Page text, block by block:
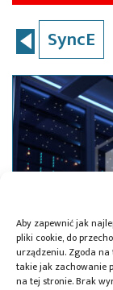
Aby zapewnić jak
pliki cookie, do
urządzeniu. Zgoda
takie jak zachowanie
na tej stronie. Brak
SyncE